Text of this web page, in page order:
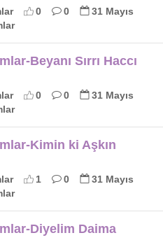
0 0
31 Mayıs
Beyanı Sırrı Haccı
0 0
31 Mayıs
Kimin ki Aşkın
1 0
31 Mayıs
Diyelim Daima